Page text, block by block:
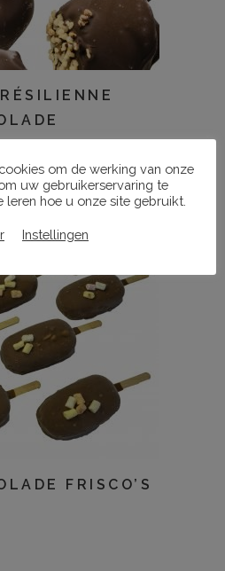
FRISCO’S
om de werking van onze
uw gebruikerservaring te
leren hoe u onze site gebruikt.
Instellingen